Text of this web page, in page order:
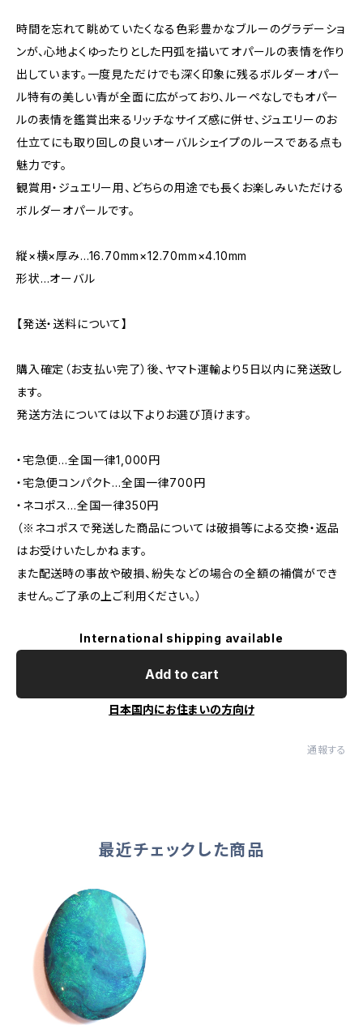
時間を忘れて眺めていたくなる色彩豊かなブルーのグラデーショ
ンが、心地よくゆったりとした円弧を描いてオパールの表情を作り
出しています。一度見ただけでも深く印象に残るボルダーオパー
ル特有の美しい青が全面に広がっており、ルーペなしでもオパー
ルの表情を鑑賞出来るリッチなサイズ感に併せ、ジュエリーのお
仕立てにも取り回しの良いオーバルシェイプのルースである点も
魅力です。
観賞用・ジュエリー用、どちらの用途でも長くお楽しみいただける
ボルダーオパールです。
縦×横×厚み…16.70mm×12.70mm×4.10mm
形状…オーバル
【発送・送料について】
購入確定（お支払い完了）後、ヤマト運輸より5日以内に発送致し
ます。
発送方法については以下よりお選び頂けます。
・宅急便…全国一律1,000円
・宅急便コンパクト…全国一律700円
・ネコポス…全国一律350円
（※ネコポスで発送した商品については破損等による交換・返品
はお受けいたしかねます。
また配送時の事故や破損、紛失などの場合の全額の補償ができ
ません。ご了承の上ご利用ください。）
International shipping available
Add to cart
日本国内にお住まいの方向け
通報する
最近チェックした商品